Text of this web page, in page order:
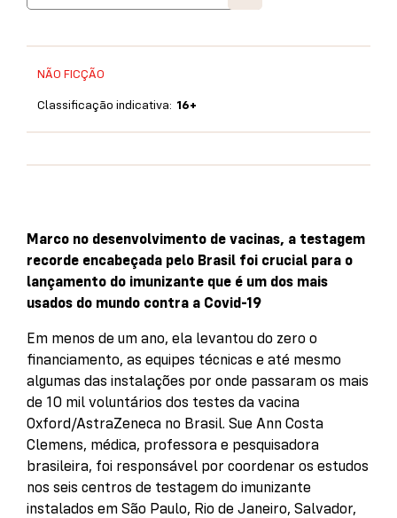
NÃO FICÇÃO
Classificação indicativa: 16+
Marco no desenvolvimento de vacinas, a testagem
recorde encabeçada pelo Brasil foi crucial para o
lançamento do imunizante que é um dos mais
usados do mundo contra a Covid-19
Em menos de um ano, ela levantou do zero o
financiamento, as equipes técnicas e até mesmo
algumas das instalações por onde passaram os mais
de 10 mil voluntários dos testes da vacina
Oxford/AstraZeneca no Brasil. Sue Ann Costa
Clemens, médica, professora e pesquisadora
brasileira, foi responsável por coordenar os estudos
nos seis centros de testagem do imunizante
instalados em São Paulo, Rio de Janeiro, Salvador,